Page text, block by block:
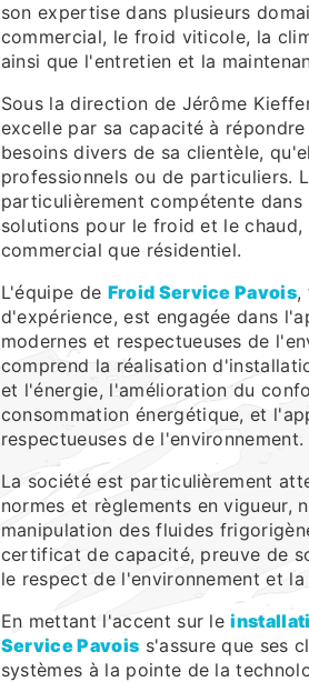
son expertise dans plusieurs
commercial, le froid viticole, la
ainsi que l'entretien et la
Sous la direction de Jérôme
excelle par sa capacité à
besoins divers de sa clientèle,
professionnels ou de particuliers.
particulièrement compétente
solutions pour le froid et le
commercial que résidentiel.
L'équipe de Froid Service Pavois,
d'expérience, est engagée dans
modernes et respectueuses de
comprend la réalisation
et l'énergie, l'amélioration du
consommation énergétique, et
respectueuses de l'environnement.
La société est particulièrement
normes et règlements en vigueur,
manipulation des fluides
certificat de capacité, preuve de
le respect de l'environnement et
En mettant l'accent sur le
Service Pavois s'assure que ses
systèmes à la pointe de la